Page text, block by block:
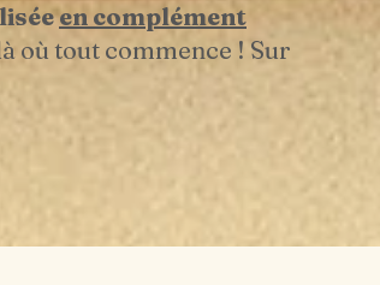
en complément
où tout commence ! Sur